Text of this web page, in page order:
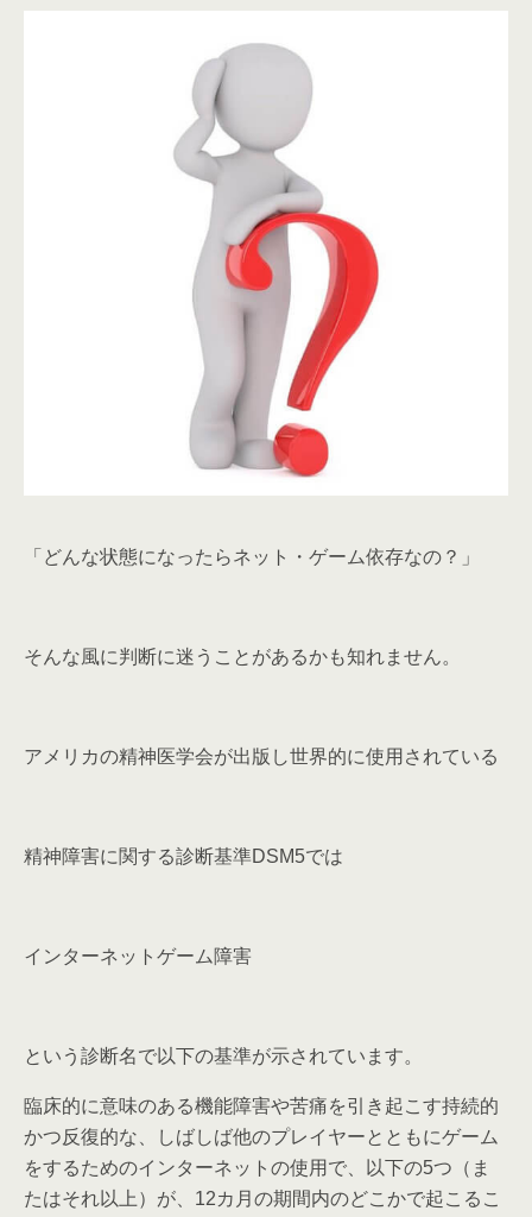
「どんな状態になったらネット・ゲーム依存なの？」
そんな風に判断に迷うことがあるかも知れません。
アメリカの精神医学会が出版し世界的に使用されている
精神障害に関する診断基準DSM5では
インターネットゲーム障害
という診断名で以下の基準が示されています。
臨床的に意味のある機能障害や苦痛を引き起こす持続的
かつ反復的な、しばしば他のプレイヤーとともにゲーム
をするためのインターネットの使用で、以下の5つ（ま
たはそれ以上）が、12カ月の期間内のどこかで起こるこ